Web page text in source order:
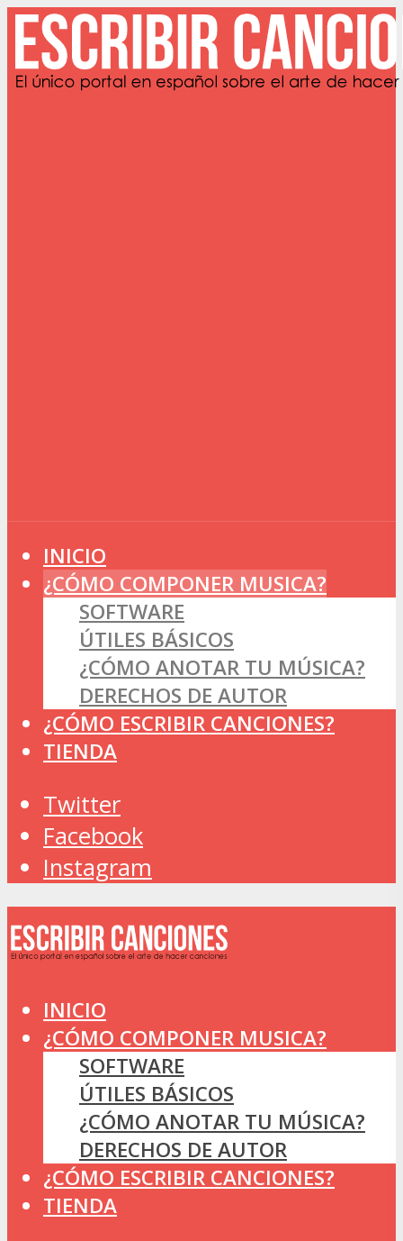
INICIO
¿CÓMO COMPONER MUSICA?
SOFTWARE
ÚTILES BÁSICOS
¿CÓMO ANOTAR TU MÚSICA?
DERECHOS DE AUTOR
¿CÓMO ESCRIBIR CANCIONES?
TIENDA
Twitter
Facebook
Instagram
INICIO
¿CÓMO COMPONER MUSICA?
SOFTWARE
ÚTILES BÁSICOS
¿CÓMO ANOTAR TU MÚSICA?
DERECHOS DE AUTOR
¿CÓMO ESCRIBIR CANCIONES?
TIENDA